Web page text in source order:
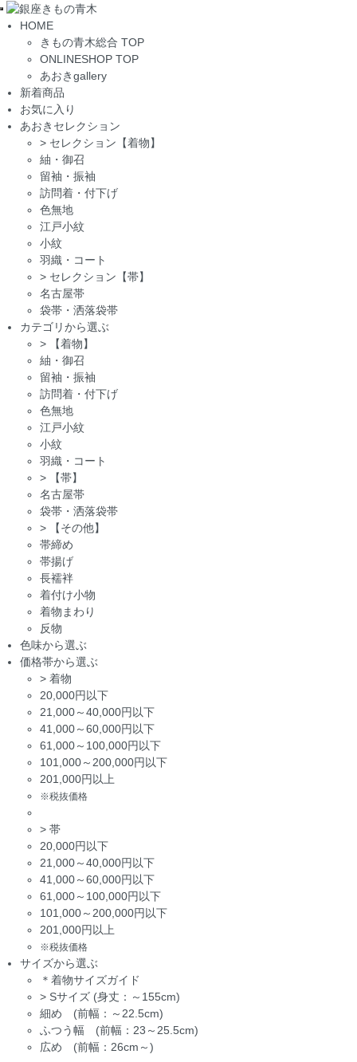
Toggle
navigation
HOME
きもの青木総合 TOP
ONLINESHOP TOP
あおきgallery
新着商品
お気に入り
あおきセレクション
> セレクション【着物】
紬・御召
留袖・振袖
訪問着・付下げ
色無地
江戸小紋
小紋
羽織・コート
> セレクション【帯】
名古屋帯
袋帯・洒落袋帯
カテゴリから選ぶ
>
【着物】
紬・御召
留袖・振袖
訪問着・付下げ
色無地
江戸小紋
小紋
羽織・コート
>
【帯】
名古屋帯
袋帯・洒落袋帯
>
【その他】
帯締め
帯揚げ
長襦袢
着付け小物
着物まわり
反物
色味から選ぶ
価格帯から選ぶ
> 着物
20,000円以下
21,000～40,000円以下
41,000～60,000円以下
61,000～100,000円以下
101,000～200,000円以下
201,000円以上
※税抜価格
> 帯
20,000円以下
21,000～40,000円以下
41,000～60,000円以下
61,000～100,000円以下
101,000～200,000円以下
201,000円以上
※税抜価格
サイズから選ぶ
＊着物サイズガイド
> Sサイズ (身丈：～155cm)
細め (前幅：～22.5cm)
ふつう幅 (前幅：23～25.5cm)
広め (前幅：26cm～)